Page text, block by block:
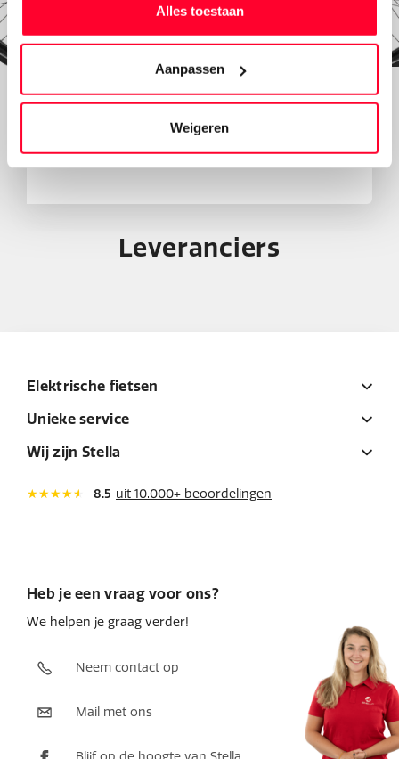
Alles toestaan
Aanpassen
Weigeren
Is deze Livorno iets voor
Onze specialisten helpen je graag om de
eerst proberen? Dat kan! Je kunt proefrijden in
één van onze fietsenwinkels of bij jou thuis.
Leveranciers
Elektrische fietsen
Unieke service
Wij zijn Stella
Heb je een vraag voor ons?
We helpen je graag verder!
Neem contact op
Mail met ons
8.5 uit 10.000+ beoordelingen